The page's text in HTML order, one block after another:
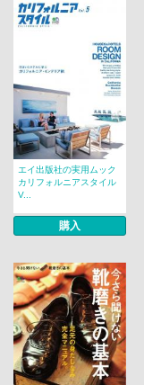
エイ出版社の実用ムック
カリフォルニアスタイル
V...
購入